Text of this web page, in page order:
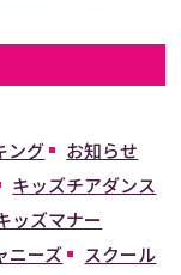
ング
お知らせ
キッズチアダンス
ッズマナー
ニーズ
スクール